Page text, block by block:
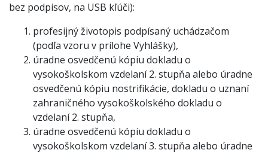
bez podpisov, na USB kľúči):
profesijný životopis podpísaný uchádzačom
(podľa vzoru v prílohe Vyhlášky),
úradne osvedčenú kópiu dokladu o
vysokoškolskom vzdelaní 2. stupňa alebo úradne
osvedčenú kópiu nostrifikácie, dokladu o uznaní
zahraničného vysokoškolského dokladu o
vzdelaní 2. stupňa,
úradne osvedčenú kópiu dokladu o
vysokoškolskom vzdelaní 3. stupňa alebo úradne